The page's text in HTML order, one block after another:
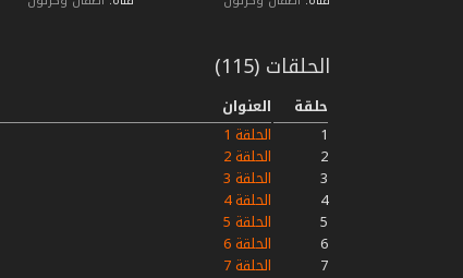
الحلقات (115)
حلقة العنوان
1
الحلقة 1
2
الحلقة 2
3
الحلقة 3
4
الحلقة 4
5
الحلقة 5
6
الحلقة 6
7
الحلقة 7